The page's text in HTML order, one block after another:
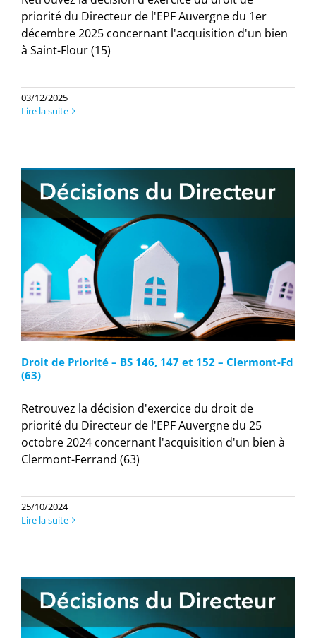
priorité du Directeur de l'EPF Auvergne du 1er
décembre 2025 concernant l'acquisition d'un bien
à Saint-Flour (15)
03/12/2025
Lire la suite
Droit de Priorité – BS 146, 147 et 152 – Clermont-Fd
(63)
Retrouvez la décision d'exercice du droit de
priorité du Directeur de l'EPF Auvergne du 25
octobre 2024 concernant l'acquisition d'un bien à
Clermont-Ferrand (63)
25/10/2024
Lire la suite